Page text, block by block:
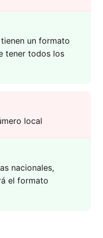
un formato
tener todos los
local
nacionales,
el formato